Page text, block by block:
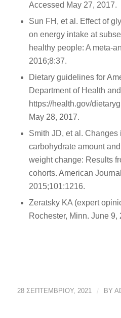
Accessed May 27, 2017.
Sun FH, et al. Effect of
on energy intake at
healthy people: A meta-
2016;8:37.
Dietary guidelines for
Department of Health
https://health.gov/
May 28, 2017.
Smith JD, et al.
carbohydrate amount
weight change: Results
cohorts. American
2015;101:1216.
Zeratsky KA (expert
Rochester, Minn. June 9,
28 ΣΕΠΤΕΜΒΡΊΟΥ, 2021 / BY